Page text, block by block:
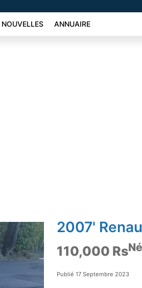
NOUVELLES ANNUAIRE
2007'
110,000 Rs
Publié 17 Septembre 2023